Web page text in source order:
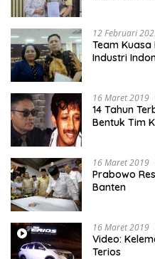
12 Februari
Team Kuasa
Industri
16 Maret 2019
14 Tahun
Bentuk Tim
16 Maret 2019
Prabowo
Banten
16 Maret 2019
Video:
Terios